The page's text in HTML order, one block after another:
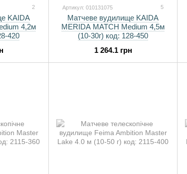
2
KAIDA
4,2м
420
Артикул: 010131075 5
Матчеве вудилище KAIDA
MERIDA MATCH Medium 4,5м
(10-30г) код: 128-450
1 264.1 грн